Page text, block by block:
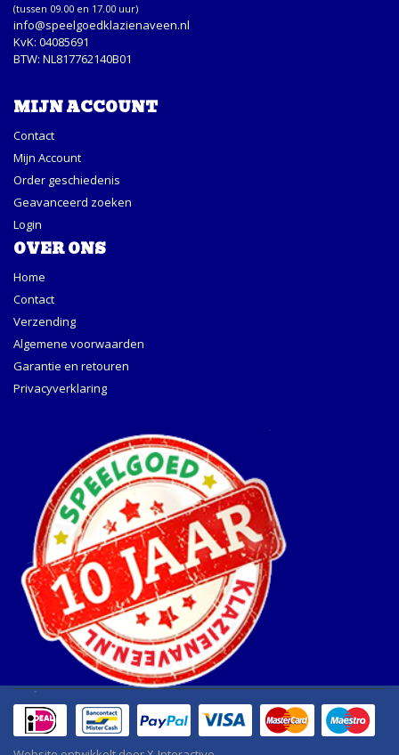
(tussen 09.00 en 17.00 uur)
info@speelgoedklazienaveen.nl
KvK: 04085691
BTW: NL817762140B01
MIJN ACCOUNT
Contact
Mijn Account
Order geschiedenis
Geavanceerd zoeken
Login
OVER ONS
Home
Contact
Verzending
Algemene voorwaarden
Garantie en retouren
Privacyverklaring